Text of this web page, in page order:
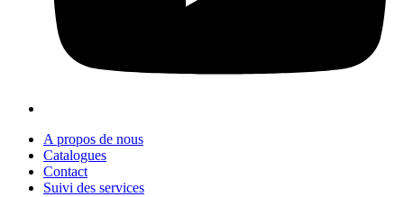
A propos de nous
Catalogues
Contact
Suivi des services